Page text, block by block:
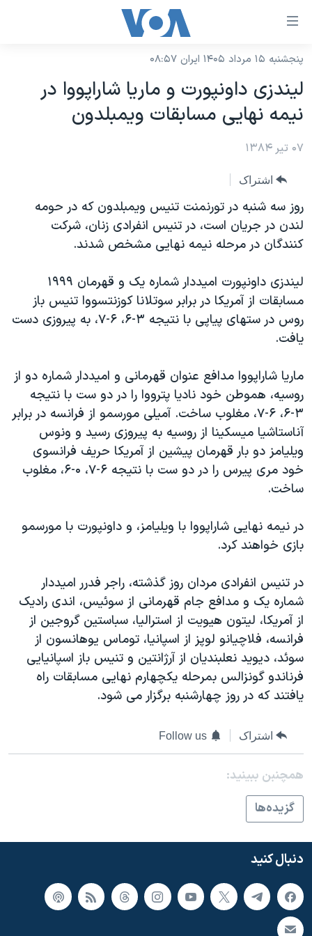
لینکهای
دسترسی
جهش
محتوای
اصلی
جهش
اصلی
جهش
جستجو
نسخه سبک وب‌سایت
موضوع ها
ایران
آمریکا
ورزشی
گزیده‌ها
ویژه برنامه‌ها
ویدیوها
فرهنگ و زندگی
اقتصادی
علم و فناوری
اسرائیل در جنگ
گالری عکس
آرشیو پخش زنده
برنامه های تلویزیونی
جدول برنامه ها
صفحه‌های ویژه
جام جهانی ۲۰۲۶
عملیات خشم حماسی
بایگانی برنامه‌های تلویزیونی
مستندها
حمله جمهوری اسلامی به اسرائیل
رمز مهسا
ورزش زنان در ایران
اعتراضات زن، زندگی، آزادی
مجموعه مستندهای دادخواهی
دادگاه حمید نوری
چهل سال گروگان‌گیری
قانون شفافیت دارائی کادر رهبری ایران
اعتراضات مردمی آبان ۹۸
اسرائیل در جنگ
نرگس محمدی برنده جایزه نوبل صلح
همایش محافظه‌کاران آمریکا «سی‌پک»
صفحه‌های ویژه
فرکانس‌های صدای آمریکا
پخش رادیویی
یادگیری زبان انگلیسی
دنبال کنید
زبانهای مختلف
پنجشنبه ۱۵ مرداد ۱۴۰۵ ایران ۰۸:۵۷
ليندزی داونپورت و ماريا شاراپووا در
نيمه نهايی مسابقات ويمبلدون
۰۷ تیر ۱۳۸۴
اشتراک
روز سه شنبه در تورنمنت تنيس ويمبلدون که در حومه
لندن در جريان است، در تنيس انفرادی زنان، شرکت
کنندگان در مرحله نيمه نهايی مشخص شدند.
ليندزی داونپورت اميددار شماره يک و قهرمان ۱۹۹۹
مسابقات از آمريکا در برابر سوتلانا کوزنتسووا تنيس باز
روس در ستهای پياپی با نتيجه ۳-۶، ۶-۷، به پيروزی دست
يافت.
ماريا شاراپووا مدافع عنوان قهرمانی و اميددار شماره دو از
روسيه، هموطن خود ناديا پترووا را در دو ست با نتيجه
۳-۶، ۶-۷، مغلوب ساخت. آميلی مورسمو از فرانسه در برابر
آناستاشيا ميسکينا از روسيه به پيروزی رسيد و ونوس
ويليامز دو بار قهرمان پيشين از آمريکا حريف فرانسوی
خود مری پيرس را در دو ست با نتيجه ۶-۷، ۰-۶، مغلوب
ساخت.
در نيمه نهايی شاراپووا با ويليامز، و داونپورت با مورسمو
بازی خواهند کرد.
در تنيس انفرادی مردان روز گذشته، راجر فدرر اميددار
شماره يک و مدافع جام قهرمانی از سوئيس، اندی راديک
از آمريکا، ليتون هيويت از استراليا، سباستين گروجين از
فرانسه، فلاچيانو لوپز از اسپانيا، توماس يوهانسون از
سوئد، ديويد نعلبنديان از آرژانتين و تنيس باز اسپانيايی
فرناندو گونزالس بمرحله يکچهارم نهايی مسابقات راه
يافتند که در روز چهارشنبه برگزار می شود.
اشتراک Follow us
همچنبن ببینید:
گزيده‌ها
دنبال کنید